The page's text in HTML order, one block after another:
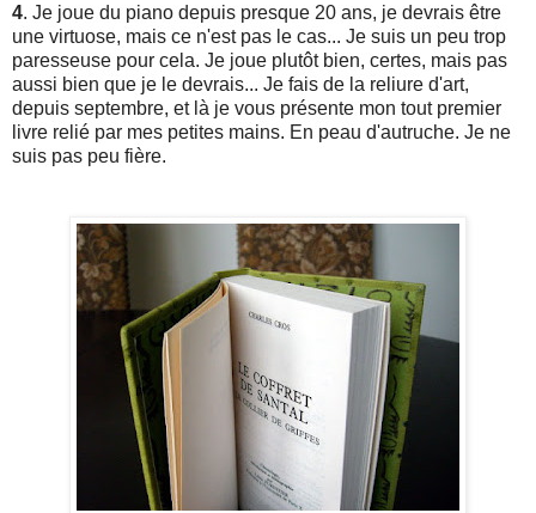
4. Je joue du piano depuis presque 20 ans, je devrais être
une virtuose, mais ce n'est pas le cas... Je suis un peu trop
paresseuse pour cela. Je joue plutôt bien, certes, mais pas
aussi bien que je le devrais... Je fais de la reliure d'art,
depuis septembre, et là je vous présente mon tout premier
livre relié par mes petites mains. En peau d'autruche. Je ne
suis pas peu fière.